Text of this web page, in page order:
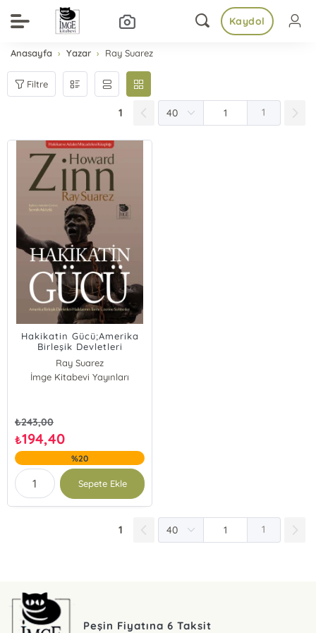
Kaydol
Anasayfa Yazar Ray Suarez
Filtre
1 1
Hakikatin Gücü;Amerika
Birleşik Devletleri
Halklarının Tarihi Üzerine
Sohbetler
Ray Suarez
Howard Zinn
İmge Kitabevi Yayınları
₺243,00
₺194,40
%20
Sepete Ekle
1 1
Peşin Fiyatına 6 Taksit